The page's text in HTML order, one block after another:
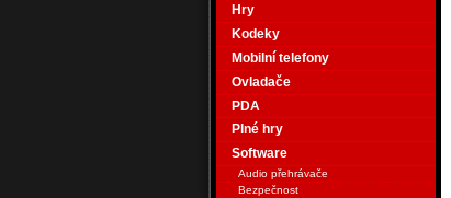
Hry
Kodeky
Mobilní telefony
Ovladače
PDA
Plné hry
Software
Audio přehrávače
Bezpečnost